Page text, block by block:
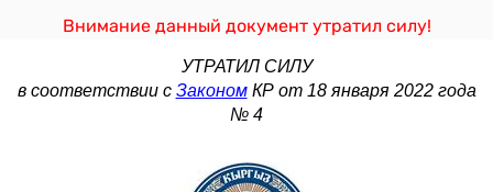
Внимание данный документ утратил силу!